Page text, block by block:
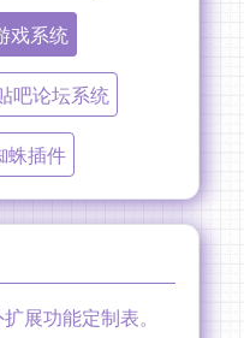
戏系统
吧论坛系统
蛛插件
展功能定制表。